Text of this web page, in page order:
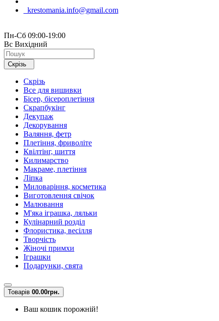
krestomania.info@gmail.com
Пн-Сб 09:00-19:00
Вс Вихідний
Скрізь
Скрізь
Все для вишивки
Бісер, бісероплетіння
Скрапбукінг
Декупаж
Декорування
Валяння, фетр
Плетіння, фриволіте
Квілтінг, шиття
Килимарство
Макраме, плетіння
Ліпка
Миловаріння, косметика
Виготовлення свічок
Малювання
М'яка іграшка, ляльки
Кулінарний розділ
Флористика, весілля
Творчість
Жіночі примхи
Іграшки
Подарунки, свята
Товарів 00.00грн.
Ваш кошик порожній!